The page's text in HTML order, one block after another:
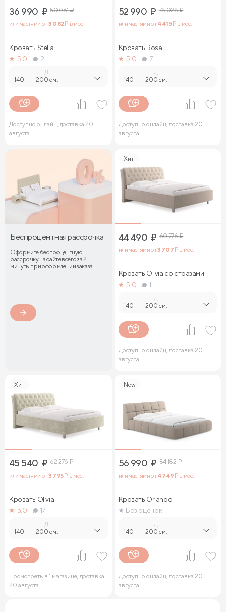
36 990 ₽ 50 061₽
или частями от3 082₽ в мес.
Кровать Stella
5.0
2
140 -
Д.
200 см.
Доступно онлайн, доставка 20
августа
52 990 ₽ 78 028₽
или частями от4 415₽ в мес.
Кровать Rosa
5.0
7
140 -
Д.
200 см.
Доступно онлайн, доставка 20
августа
Беспроцентная рассрочка
Оформите беспроцентную
рассрочку на сайте всего за 2
минуты при оформлении заказа
Хит
44 490 ₽ 60 776₽
или частями от3 707₽ в мес.
Кровать Olivia со стразами
5.0
1
140 -
Д.
200 см.
Доступно онлайн, доставка 20
августа
Хит
45 540 ₽ 62 276₽
или частями от3 795₽ в мес.
Кровать Olivia
5.0
17
140 -
Д.
200 см.
Посмотреть в 1 магазине, доставка
20 августа
New
56 990 ₽ 84 182₽
или частями от4 749₽ в мес.
Кровать Orlando
Без оценок
140 -
Д.
200 см.
Доступно онлайн, доставка 20
августа